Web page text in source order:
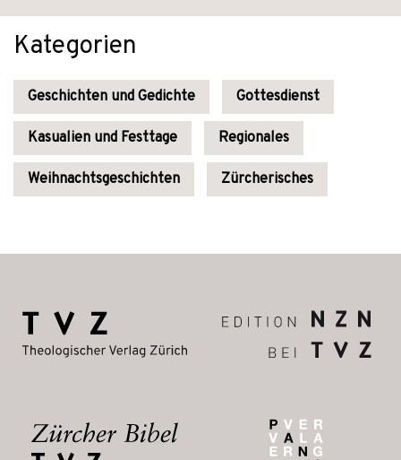
Kategorien
Geschichten und Gedichte Gottesdienst
Kasualien und Festtage Regionales
Weihnachtsgeschichten Zürcherisches